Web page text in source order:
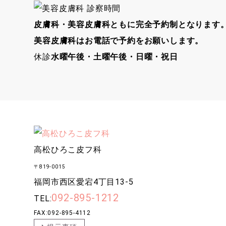
皮膚科・美容皮膚科ともに完全予約制となります
美容皮膚科はお電話で予約をお願いします。
休診水曜午後・土曜午後・日曜・祝日
高松ひろこ皮フ科
〒819-0015
福岡市西区愛宕4丁目13-5
TEL:092-895-1212
FAX:092-895-4112